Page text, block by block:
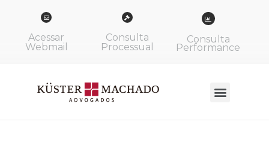
Acessar
Webmail
Consulta
Processual
Consulta
Performance